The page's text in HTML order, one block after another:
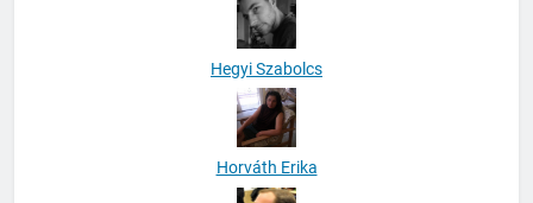
Hegyi Szabolcs
Horváth Erika